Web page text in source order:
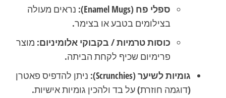
ספלי פח (Enamel Mugs):
נראים מעולה
בצילומים בטבע או בצימר.
כוסות טרמיות / בקבוקי אלומיניום: מוצר
פרימיום שכיף לקחת הביתה.
גומיות לשיער (Scrunchies):
ניתן להדפיס פאטרן
(דוגמה חוזרת) על בד ולהכין גומיות אישיות.